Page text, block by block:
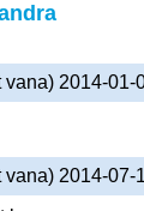
vana) 2014-01-
vana) 2014-07-